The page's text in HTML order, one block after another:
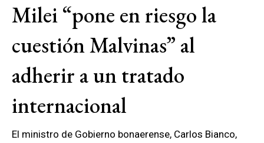
Milei “pone en riesgo la
cuestión Malvinas” al
adherir a un tratado
internacional
El ministro de Gobierno bonaerense, Carlos Bianco,